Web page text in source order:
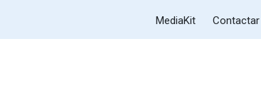
MediaKit Contactar